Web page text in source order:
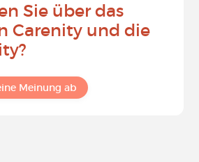
Sie über das
Carenity und die
Meinung ab